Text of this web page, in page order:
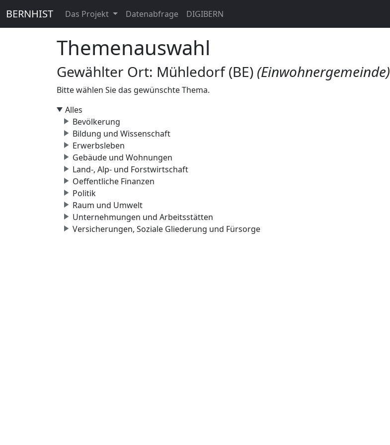
BERNHIST Das Projekt Datenabfrage DIGIBERN
Themenauswahl
Gewählter Ort: Mühledorf (BE) (Einwohnergemeinde)
Bitte wählen Sie das gewünschte Thema.
Alles
Bevölkerung
Bildung und Wissenschaft
Erwerbsleben
Gebäude und Wohnungen
Land-, Alp- und Forstwirtschaft
Oeffentliche Finanzen
Politik
Raum und Umwelt
Unternehmungen und Arbeitsstätten
Versicherungen, Soziale Gliederung und Fürsorge